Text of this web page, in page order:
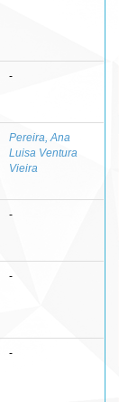
-
Pereira, Ana
Luisa Ventura
Vieira
-
-
-